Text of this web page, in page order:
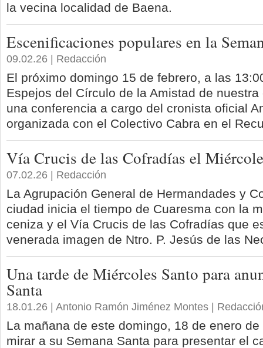
la vecina localidad de Baena.
Escenificaciones populares en la
09.02.26 | Redacción
El próximo domingo 15 de febrero, a las
Espejos del Círculo de la Amistad de
una conferencia a cargo del cronista oficial
organizada con el Colectivo Cabra en el
Vía Crucis de las Cofradías el
07.02.26 | Redacción
La Agrupación General de Hermandades y
ciudad inicia el tiempo de Cuaresma con la
ceniza y el Vía Crucis de las Cofradías que
venerada imagen de Ntro. P. Jesús de las
Una tarde de Miércoles Santo para
Santa
18.01.26 | Antonio Ramón Jiménez Montes |
La mañana de este domingo, 18 de enero
mirar a su Semana Santa para presentar el